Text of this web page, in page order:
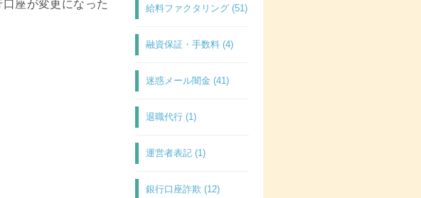
座が変更になった
給料ファクタリング (51)
融資保証・手数料 (4)
迷惑メール闇金 (41)
退職代行 (1)
運営者表記 (1)
銀行口座詐欺 (12)